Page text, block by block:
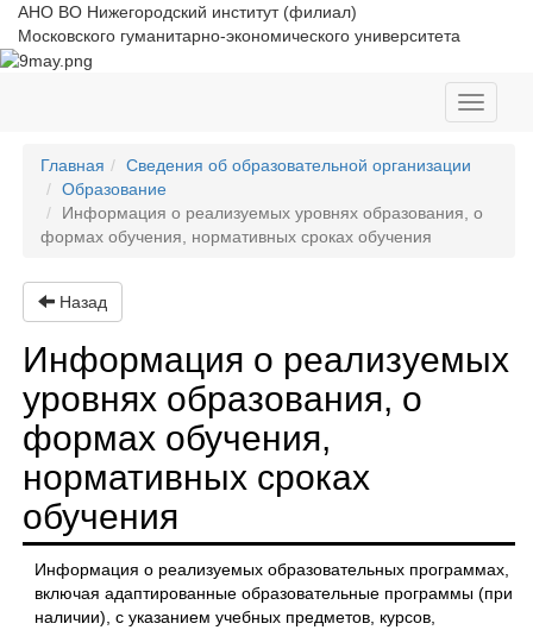
АНО ВО Нижегородский институт (филиал)
Московского гуманитарно-экономического университета
Toggle
Главная
Сведения об образовательной организации
Образование
Информация о реализуемых уровнях образования, о
формах обучения, нормативных сроках обучения
Назад
Информация о реализуемых
уровнях образования, о
формах обучения,
нормативных сроках
обучения
Информация о реализуемых образовательных программах,
включая адаптированные образовательные программы (при
наличии), с указанием учебных предметов, курсов,